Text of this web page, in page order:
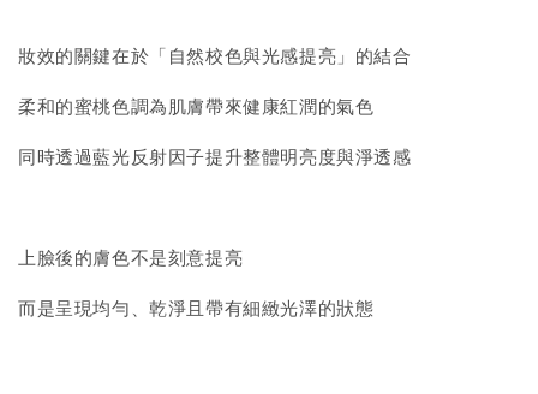
妝效的關鍵在於「自然校色與光感提亮」的結合
柔和的蜜桃色調為肌膚帶來健康紅潤的氣色
同時透過藍光反射因子提升整體明亮度與淨透感
上臉後的膚色不是刻意提亮
而是呈現均勻、乾淨且帶有細緻光澤的狀態